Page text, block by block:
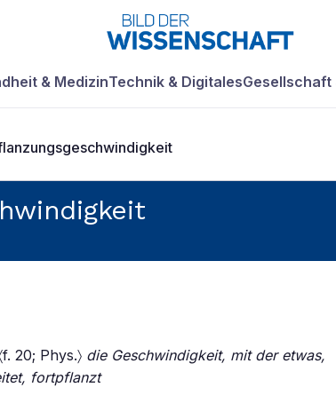
& MedizinTechnik & DigitalesGesellschaft
20; Phys.〉 die Geschwindigkeit, mit der etwas,
fortpflanzt